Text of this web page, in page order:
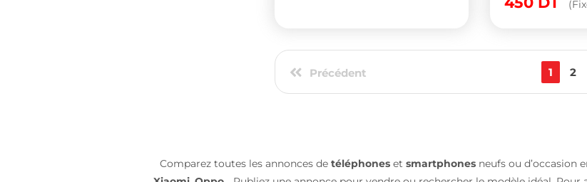
Précédent 1 2
Comparez toutes les annonces de téléphoneset smartphonesneufs ou d’occasion